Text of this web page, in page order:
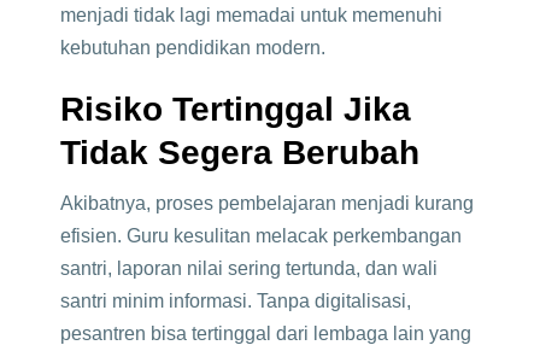
menjadi tidak lagi memadai untuk memenuhi
kebutuhan pendidikan modern.
Risiko Tertinggal Jika
Tidak Segera Berubah
Akibatnya, proses pembelajaran menjadi kurang
efisien. Guru kesulitan melacak perkembangan
santri, laporan nilai sering tertunda, dan wali
santri minim informasi. Tanpa digitalisasi,
pesantren bisa tertinggal dari lembaga lain yang